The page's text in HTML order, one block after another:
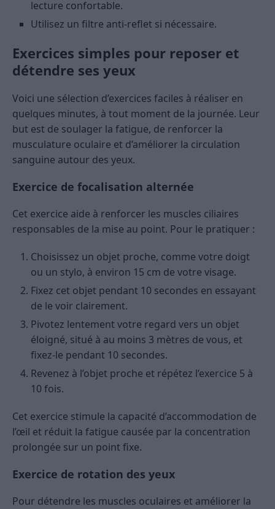
lecture confortable.
Utilisez un filtre anti-reflet si nécessaire.
Exercices simples pour reposer et
détendre ses yeux
Voici une sélection d’exercices faciles à réaliser en
quelques minutes, à tout moment de la journée. Leur
but est de soulager la fatigue, de renforcer la
musculature oculaire et d’améliorer la circulation
sanguine autour des yeux.
Exercice de focalisation alternée
Cet exercice aide à renforcer les muscles ciliaires
responsables de la mise au point. Pour le pratiquer :
Choisissez un objet proche, comme votre doigt
ou un stylo, à environ 15 cm de votre visage.
Fixez cet objet pendant 10 secondes en essayant
de le voir clairement.
Pivotez lentement votre regard vers un objet
éloigné, situé à au moins 3 mètres de vous, et
fixez-le pendant 10 secondes.
Revenez à l’objet proche et répétez l’exercice 5 à
10 fois.
Cet exercice stimule la capacité d’accommodation de
l’œil et réduit la fatigue causée par la concentration
prolongée sur un point fixe.
Exercice de rotation des yeux
Pour détendre les muscles oculaires et améliorer la